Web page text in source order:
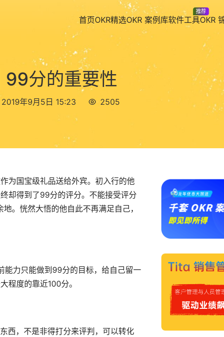
首页OKR精选OKR 案例库软件工具
推荐
OKR
分的重要性
2019年9月5日 15:23 2505
为国宝级礼品送给外宾。初入行的他
却得到了99分的评分。不能接受评分
。恍然大悟的他自此不再满足自己，
能力只能做到99分的目标，给自己留一
程度的靠近100分。
西，不是非得打分来评判，可以转化